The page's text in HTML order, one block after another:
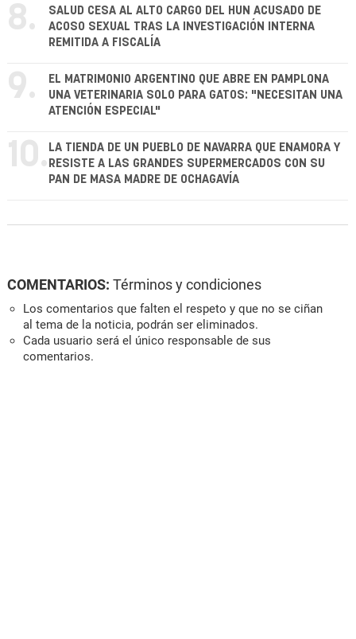
8.
SALUD CESA AL ALTO CARGO DEL HUN ACUSADO DE
ACOSO SEXUAL TRAS LA INVESTIGACIÓN INTERNA
REMITIDA A FISCALÍA
9.
EL MATRIMONIO ARGENTINO QUE ABRE EN PAMPLONA
UNA VETERINARIA SOLO PARA GATOS: "NECESITAN UNA
ATENCIÓN ESPECIAL"
10. LA TIENDA DE UN PUEBLO DE NAVARRA QUE ENAMORA Y
RESISTE A LAS GRANDES SUPERMERCADOS CON SU
PAN DE MASA MADRE DE OCHAGAVÍA
COMENTARIOS: Términos y condiciones
Los comentarios que falten el respeto y que no se ciñan
al tema de la noticia, podrán ser eliminados.
Cada usuario será el único responsable de sus
comentarios.